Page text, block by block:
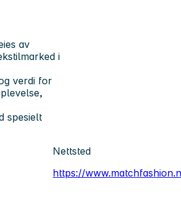
av
i
verdi for
spesielt
Nettsted
https://